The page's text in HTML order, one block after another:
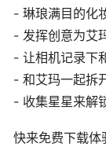
- 琳琅满目的化
- 发挥创意为艾
- 让相机记录下
- 和艾玛一起拆
- 收集星星来解
快来免费下载体